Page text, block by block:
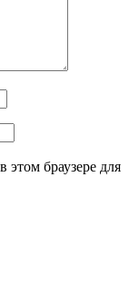
этом браузере для